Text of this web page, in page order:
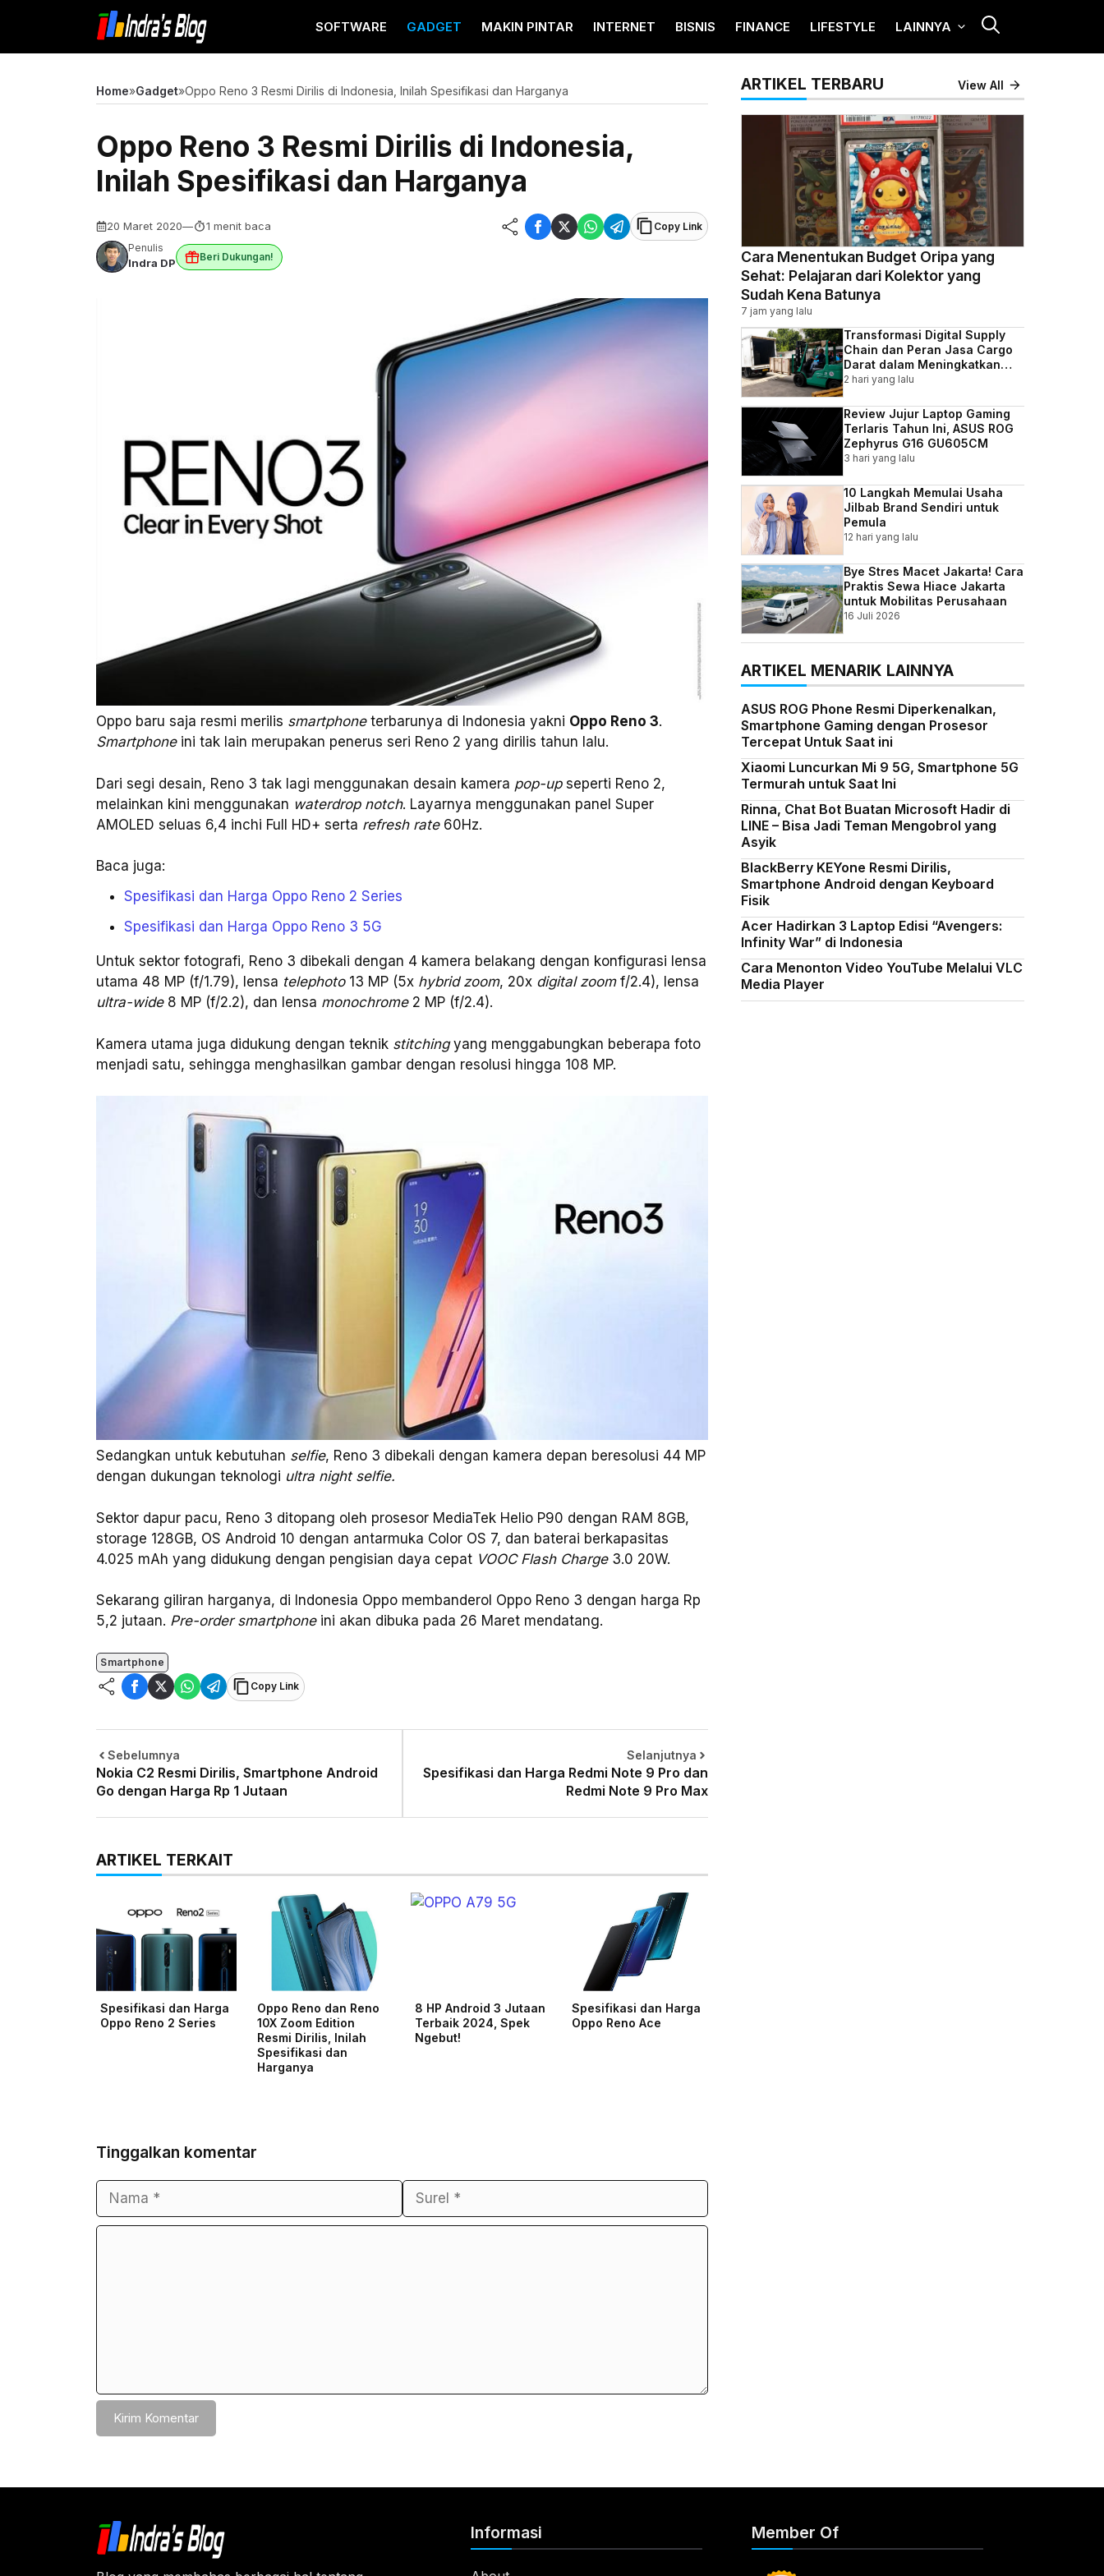
isi
SOFTWARE GADGET MAKIN PINTAR INTERNET BISNIS FINANCE LIFESTYLE LAINNYA
Home»Gadget»Oppo Reno 3 Resmi Dirilis di Indonesia, Inilah Spesifikasi dan Harganya
Oppo Reno 3 Resmi Dirilis di Indonesia,
Inilah Spesifikasi dan Harganya
20 Maret 2020— 1 menit baca
Copy Link
Penulis
Indra DP Beri Dukungan!
Oppo baru saja resmi merilis smartphone terbarunya di Indonesia yakni Oppo Reno 3.
Smartphone ini tak lain merupakan penerus seri Reno 2 yang dirilis tahun lalu.
Dari segi desain, Reno 3 tak lagi menggunakan desain kamera pop-upseperti Reno 2,
melainkan kini menggunakan waterdrop notch. Layarnya menggunakan panel Super
AMOLED seluas 6,4 inchi Full HD+ serta refresh rate 60Hz.
Baca juga:
Spesifikasi dan Harga Oppo Reno 2 Series
Spesifikasi dan Harga Oppo Reno 3 5G
Untuk sektor fotografi, Reno 3 dibekali dengan 4 kamera belakang dengan konfigurasi lensa
utama 48 MP (f/1.79), lensa telephoto 13 MP (5x hybrid zoom, 20x digital zoomf/2.4), lensa
ultra-wide8 MP (f/2.2), dan lensa monochrome 2 MP (f/2.4).
Kamera utama juga didukung dengan teknik stitchingyang menggabungkan beberapa foto
menjadi satu, sehingga menghasilkan gambar dengan resolusi hingga 108 MP.
Sedangkan untuk kebutuhan selfie, Reno 3 dibekali dengan kamera depan beresolusi 44 MP
dengan dukungan teknologi ultra night selfie.
Sektor dapur pacu, Reno 3 ditopang oleh prosesor MediaTek Helio P90 dengan RAM 8GB,
storage 128GB, OS Android 10 dengan antarmuka Color OS 7, dan baterai berkapasitas
4.025 mAh yang didukung dengan pengisian daya cepat VOOC Flash Charge 3.0 20W.
Sekarang giliran harganya, di Indonesia Oppo membanderol Oppo Reno 3 dengan harga Rp
5,2 jutaan. Pre-order smartphoneini akan dibuka pada 26 Maret mendatang.
Smartphone
Copy Link
Sebelumnya
Nokia C2 Resmi Dirilis, Smartphone Android
Go dengan Harga Rp 1 Jutaan
Selanjutnya
Spesifikasi dan Harga Redmi Note 9 Pro dan
Redmi Note 9 Pro Max
ARTIKEL TERKAIT
Spesifikasi dan Harga
Oppo Reno 2 Series
Oppo Reno dan Reno
10X Zoom Edition
Resmi Dirilis, Inilah
Spesifikasi dan
Harganya
8 HP Android 3 Jutaan
Terbaik 2024, Spek
Ngebut!
Spesifikasi dan Harga
Oppo Reno Ace
Tinggalkan komentar
Nama
Surel
Komentar
ARTIKEL TERBARU View All
Cara Menentukan Budget Oripa yang
Sehat: Pelajaran dari Kolektor yang
Sudah Kena Batunya
7 jam yang lalu
Transformasi Digital Supply
Chain dan Peran Jasa Cargo
Darat dalam Meningkatkan
Efisiensi Bisnis Indonesia
2 hari yang lalu
Review Jujur Laptop Gaming
Terlaris Tahun Ini, ASUS ROG
Zephyrus G16 GU605CM
3 hari yang lalu
10 Langkah Memulai Usaha
Jilbab Brand Sendiri untuk
Pemula
12 hari yang lalu
Bye Stres Macet Jakarta! Cara
Praktis Sewa Hiace Jakarta
untuk Mobilitas Perusahaan
16 Juli 2026
ARTIKEL MENARIK LAINNYA
ASUS ROG Phone Resmi Diperkenalkan,
Smartphone Gaming dengan Prosesor
Tercepat Untuk Saat ini
Xiaomi Luncurkan Mi 9 5G, Smartphone 5G
Termurah untuk Saat Ini
Rinna, Chat Bot Buatan Microsoft Hadir di
LINE – Bisa Jadi Teman Mengobrol yang
Asyik
BlackBerry KEYone Resmi Dirilis,
Smartphone Android dengan Keyboard
Fisik
Acer Hadirkan 3 Laptop Edisi “Avengers:
Infinity War” di Indonesia
Cara Menonton Video YouTube Melalui VLC
Media Player
Informasi Member Of